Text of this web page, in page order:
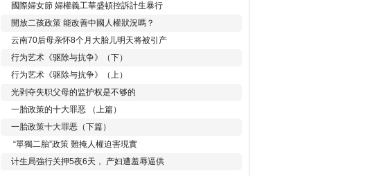
國際婦女節 婦權義工華盛頓控訴計生暴行
開放二孩政策 能改善中國人權狀況嗎？
云南70后母亲怀8个月大胎儿明天将被引产
行为艺术《驱除与抗争》（下）
行为艺术《驱除与抗争》（上）
光剥夺失职父母的监护权是不够的
一胎政策的十大罪恶 （上篇）
一胎政策十大罪恶（下篇）
“單獨二胎”政策 難掩人權迫害現實
计生局強行关押5夜6天， 产妇遭羞辱逼供